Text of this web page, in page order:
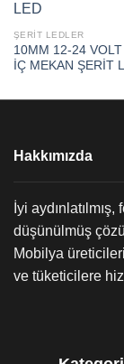
ŞERİT LEDLER
10MM 12-24
İÇ MEKAN ŞERİT
Hakkımızda
İyi
düşünülmüş
Mobilya
ve tüketicilere